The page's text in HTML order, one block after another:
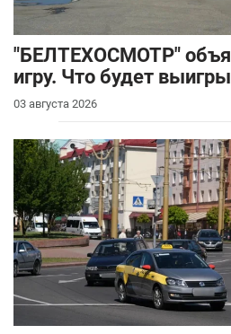
"БЕЛТЕХОСМОТР"
игру. Что будет
03 августа 2026